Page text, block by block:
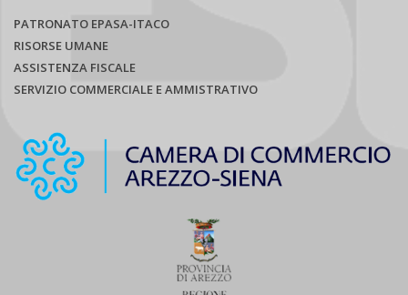
PATRONATO EPASA-ITACO
RISORSE UMANE
ASSISTENZA FISCALE
SERVIZIO COMMERCIALE E AMMISTRATIVO